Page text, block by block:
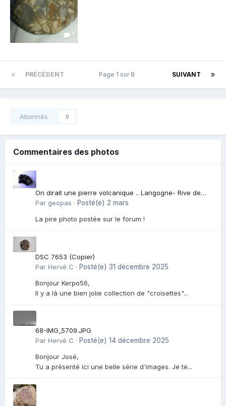
1
PRÉCÉDENT SUIVANT
Page 1 sur 8
Abonnés 0
Commentaires des photos
On dirait une pierre volcanique .. Langogne- Rive de
l\'Alli
Par geopas · Posté(e) 2 mars
La pire photo postée sur le forum !
DSC 7653 (Copier)
Par Hervé C · Posté(e) 31 décembre 2025
Bonjour Kerpo56,
Il y a là une bien jolie collection de "croisettes"...
68-IMG_5709.JPG
Par Hervé C · Posté(e) 14 décembre 2025
Bonjour José,
Tu a présenté ici une belle série d'images. Je te...